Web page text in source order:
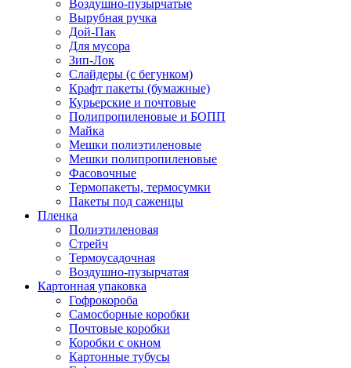
Воздушно-пузырчатые
Вырубная ручка
Дой-Пак
Для мусора
Зип-Лок
Слайдеры (с бегунком)
Крафт пакеты (бумажные)
Курьерские и почтовые
Полипропиленовые и БОПП
Майка
Мешки полиэтиленовые
Мешки полипропиленовые
Фасовочные
Термопакеты, термосумки
Пакеты под саженцы
Пленка
Полиэтиленовая
Стрейч
Термоусадочная
Воздушно-пузырчатая
Картонная упаковка
Гофрокороба
Самосборные коробки
Почтовые коробки
Коробки с окном
Картонные тубусы